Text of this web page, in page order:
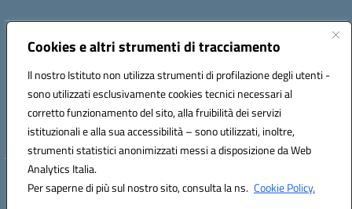
Cookies e altri strumenti di tracciamento
Il nostro Istituto non utilizza strumenti di profilazione degli utenti -
sono utilizzati esclusivamente cookies tecnici necessari al
corretto funzionamento del sito, alla fruibilità dei servizi
istituzionali e alla sua accessibilità – sono utilizzati, inoltre,
strumenti statistici anonimizzati messi a disposizione da Web
Analytics Italia.
Per saperne di più sul nostro sito, consulta la ns. Cookie Policy.
Indirizzo:Via Vaccari n.5 e Via Falcone n.20 - 91025 Marsala
Posta elettronica certificata (PEC):tppm03000q@pec.istruzione.it
Codice fiscale: 82004490817
Codice meccanografico: TPPM03000Q
Hosting & Powered by 3D Solution S.r.l.
Concept & Design by Designers Italia